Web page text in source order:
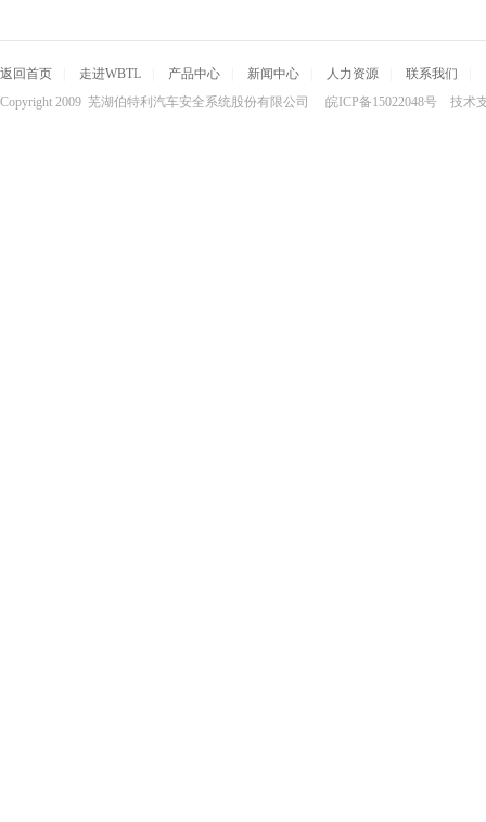
返回首页 走进WBTL 产品中心 新闻中心 人力资源 联系我们
Copyright 2009 芜湖伯特利汽车安全系统股份有限公司 皖ICP备15022048号 技术